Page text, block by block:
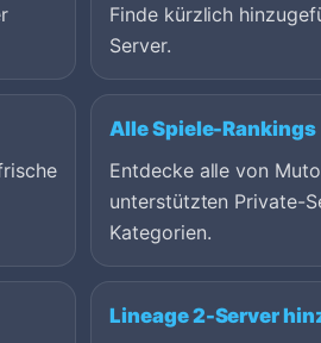
Finde kürzlich
Server.
Alle Spiele-Rankings
Entdecke alle von
unterstützten Private-
Kategorien.
Lineage 2-Server